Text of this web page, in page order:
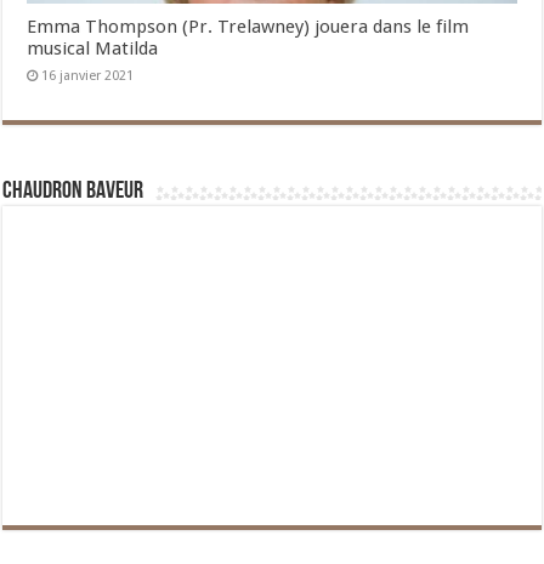
Emma Thompson (Pr. Trelawney) jouera dans le film
musical Matilda
16 janvier 2021
Chaudron Baveur